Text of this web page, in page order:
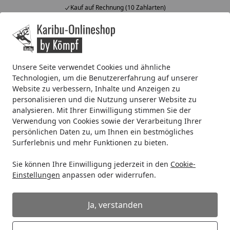
Unsere Seite verwendet Cookies und ähnliche
Technologien, um die Benutzererfahrung auf unserer
Website zu verbessern, Inhalte und Anzeigen zu
personalisieren und die Nutzung unserer Website zu
analysieren. Mit Ihrer Einwilligung stimmen Sie der
Verwendung von Cookies sowie der Verarbeitung Ihrer
persönlichen Daten zu, um Ihnen ein bestmögliches
Surferlebnis und mehr Funktionen zu bieten.
Sie können Ihre Einwilligung jederzeit in den Cookie-
Einstellungen anpassen oder widerrufen.
Ja, verstanden
Kauf auf Rechnung (10 Zahlarten)
Alle Produkte
Mein Konto
Startseite
OSMO Fußboden-Rollset
OSMO Fußboden-Rollset
(1 Bewertung)